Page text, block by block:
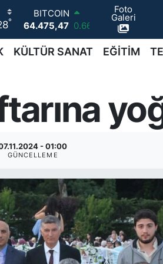
°
DOLAR
47,5986 0.06
EURO
55,0700 0.1
6518.23
0.39
BİST100
13.703
0
64.475,47
Foto
Galeri
KÜLTÜR SANAT EĞİTİM
- 01:00
GÜNCELLEME